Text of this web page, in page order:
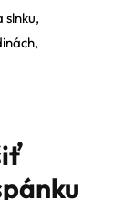
slnku,